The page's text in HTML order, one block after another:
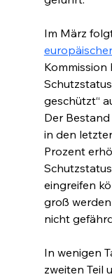
Im März
geschützt“
Der
in den
Prozent
eingreifen
groß
nicht
In wenigen
zweiten Teil